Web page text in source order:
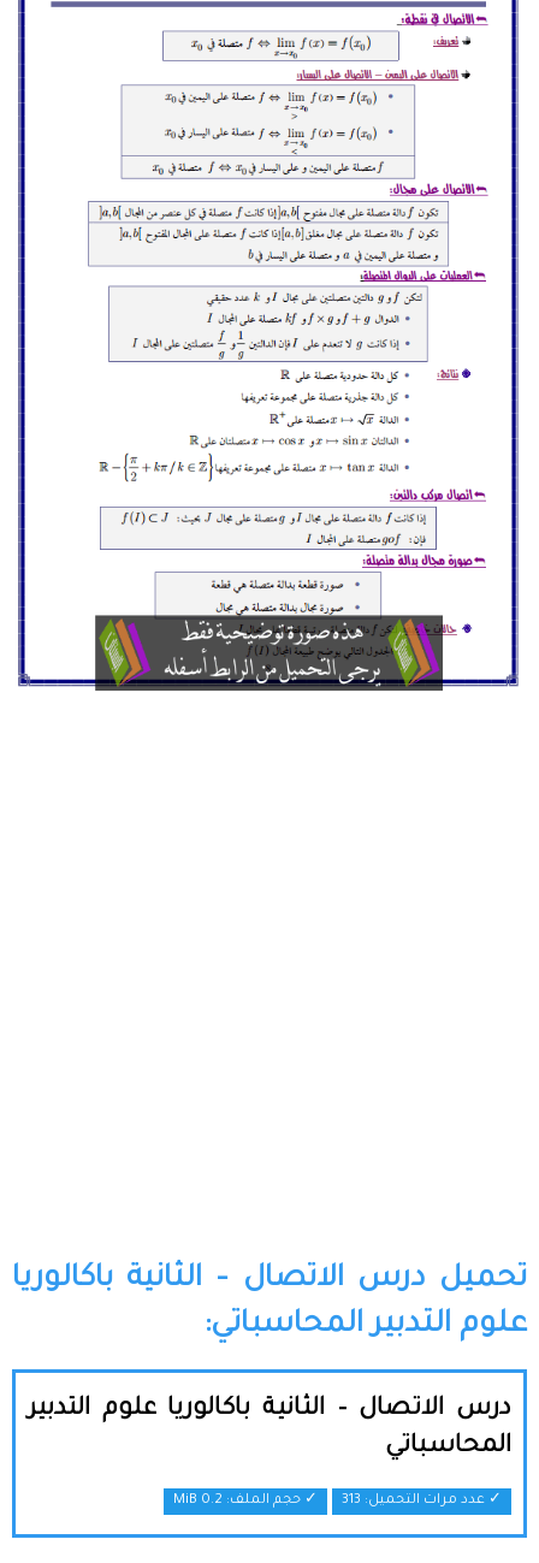
تحميل درس الاتصال – الثانية باكالوريا
علوم التدبير المحاسباتي:
درس الاتصال – الثانية باكالوريا علوم التدبير
المحاسباتي
✓ عدد مرات التحميل: 313 ✓ حجم الملف: 0.2 MiB